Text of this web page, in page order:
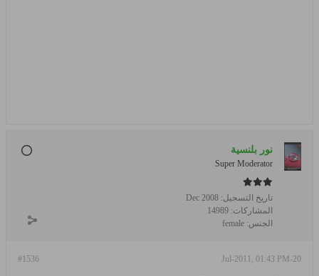
نور بلنسية
Super Moderator
تاريخ التسجيل: Dec 2008
المشاركات: 14989
الجنس: female
#1536 20-Jul-2011, 01:43 PM